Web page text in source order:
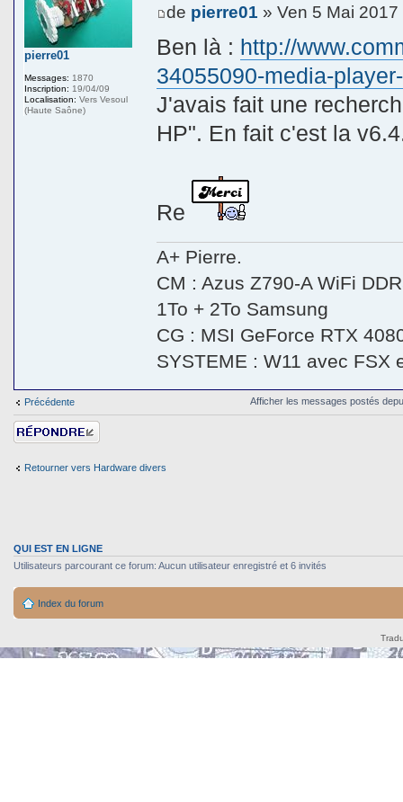
de pierre01 » Ven 5 Mai
Ben là : http://
34055090-media-
J'avais fait une
HP". En fait c'est la
Re
A+ Pierre.
CM : Azus Z790-A WiFi
1To + 2To Samsung
CG : MSI GeForce RTX
SYSTEME : W11 avec FSX
pierre01
Messages: 1870
Inscription: 19/04/09
Localisation: Vers Vesoul
(Haute Saône)
Précédente Afficher les messages postés
Répondre
Retourner vers Hardware divers
QUI EST EN LIGNE
Utilisateurs parcourant ce forum: Aucun utilisateur enregistré et 6 invités
Index du forum